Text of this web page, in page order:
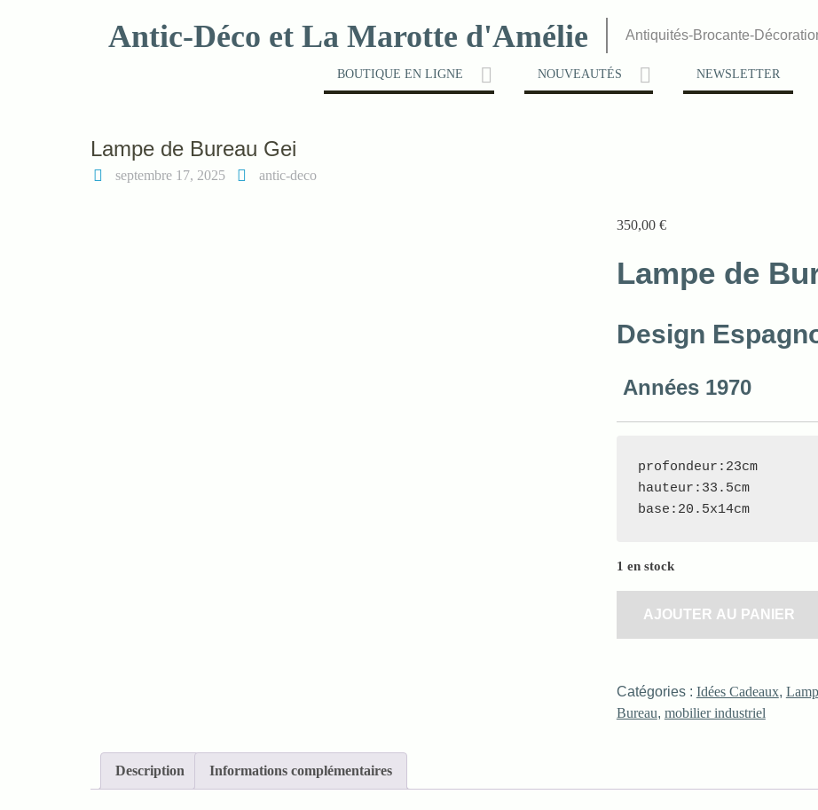
Antic-Déco et La Marotte d'Amélie Antiquités-Brocante-
BOUTIQUE EN LIGNE NOUVEAUTÉS NEWSLETTER
Lampe de Bureau Gei
septembre 17, 2025 antic-deco
350,00 €
Lampe de
Design
Années 1970
profondeur:23cm
hauteur:33.5cm
base:20.5x14cm
1 en stock
AJOUTER AU PANIER
Catégories : Idées Cadeaux,
Bureau, mobilier industriel
Description Informations complémentaires